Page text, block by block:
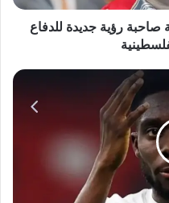
صاحبة رؤية جديدة للدفاع